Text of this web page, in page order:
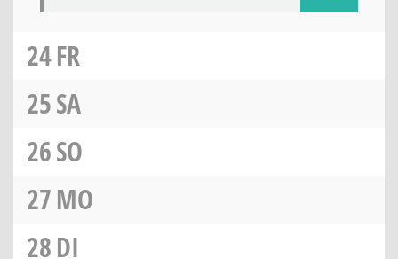
24FR
25SA
26SO
27MO
28DI